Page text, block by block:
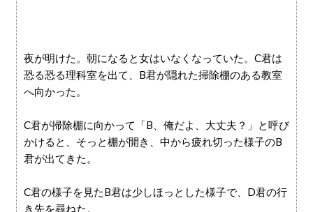
夜が明けた。朝になると女はいなくなっていた。C君は
恐る恐る理科室を出て、B君が隠れた掃除棚のある教室
へ向かった。
C君が掃除棚に向かって「B、俺だよ、大丈夫？」と呼び
かけると、そっと棚が開き、中から疲れ切った様子のB
君が出てきた。
C君の様子を見たB君は少しほっとした様子で、D君の行
き先を尋ねた。